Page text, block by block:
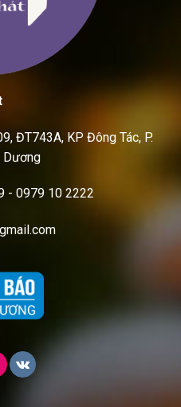
ĐT743A, KP Đông Tác, P.
Dương
- 0979 10 2222